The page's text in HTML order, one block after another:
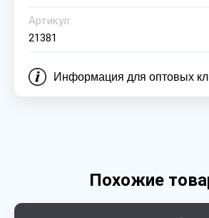
Артикул:
21381
Информация для оптовых
Похожие